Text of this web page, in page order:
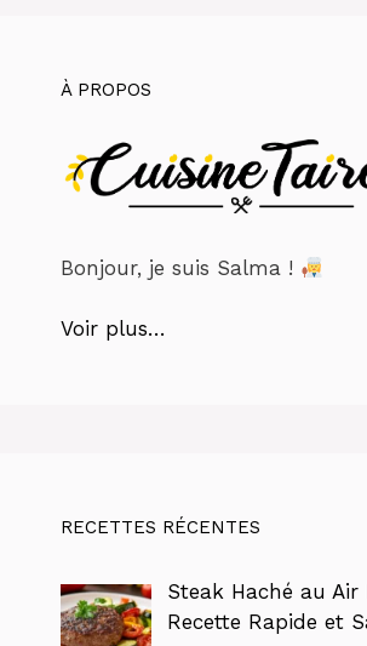
À PROPOS
Bonjour, je suis Salma !
Voir plus…
RECETTES RÉCENTES
Steak Haché au Air
Recette Rapide et